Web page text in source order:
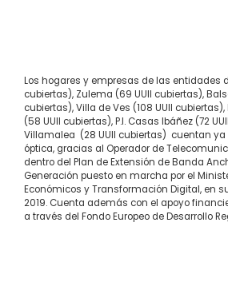
Los hogares y empresas de las entidades de
cubiertas), Zulema (69 UUII cubiertas),
cubiertas), Villa de Ves (108 UUII
(58 UUII cubiertas), P.I. Casas Ibáñez (72
Villamalea (28 UUII cubiertas) cuentan ya
óptica, gracias al Operador de
dentro del Plan de Extensión de Banda
Generación puesto en marcha por el
Económicos y Transformación Digital, en
2019. Cuenta además con el apoyo
a través del Fondo Europeo de Desarrollo